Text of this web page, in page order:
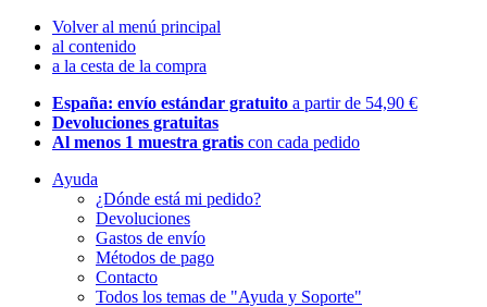
Volver al menú principal
al contenido
a la cesta de la compra
España: envío estándar gratuito a partir de 54,90 €
Devoluciones gratuitas
Al menos 1 muestra gratis con cada pedido
Ayuda
¿Dónde está mi pedido?
Devoluciones
Gastos de envío
Métodos de pago
Contacto
Todos los temas de "Ayuda y Soporte"